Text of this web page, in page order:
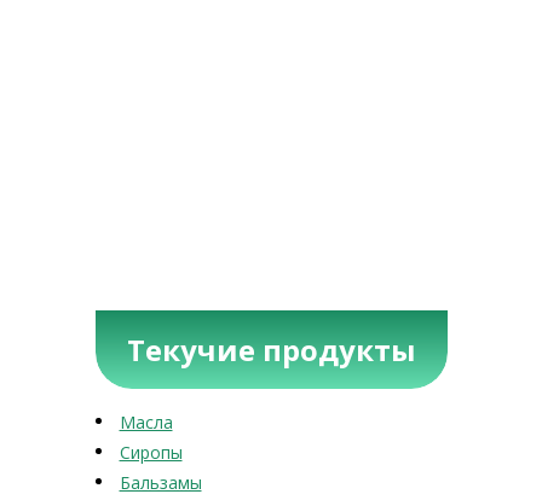
Текучие продукты
Масла
Сиропы
Бальзамы